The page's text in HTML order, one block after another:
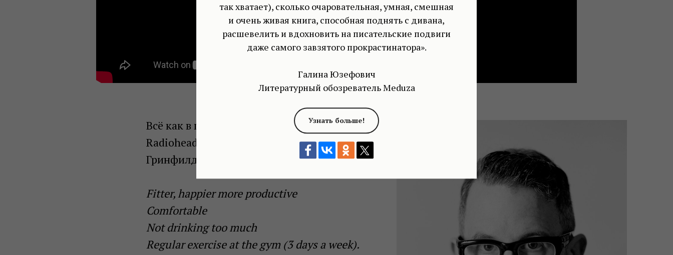
так хватает), сколько очаровательная, умная, смешная
и очень живая книга, способная поднять с дивана,
расшевелить и вдохновить на писательские подвиги
даже самого завзятого прокрастинатора».
Галина Юзефович
Литературный обозреватель Meduza
Узнать больше!
Всё как в песне Fitter Happier королей печали
Radiohead, строки из которой приводит Адам
Гринфилд:
Fitter, happier more productive
Comfortable
Not drinking too much
Regular exercise at the gym (3 days a week).